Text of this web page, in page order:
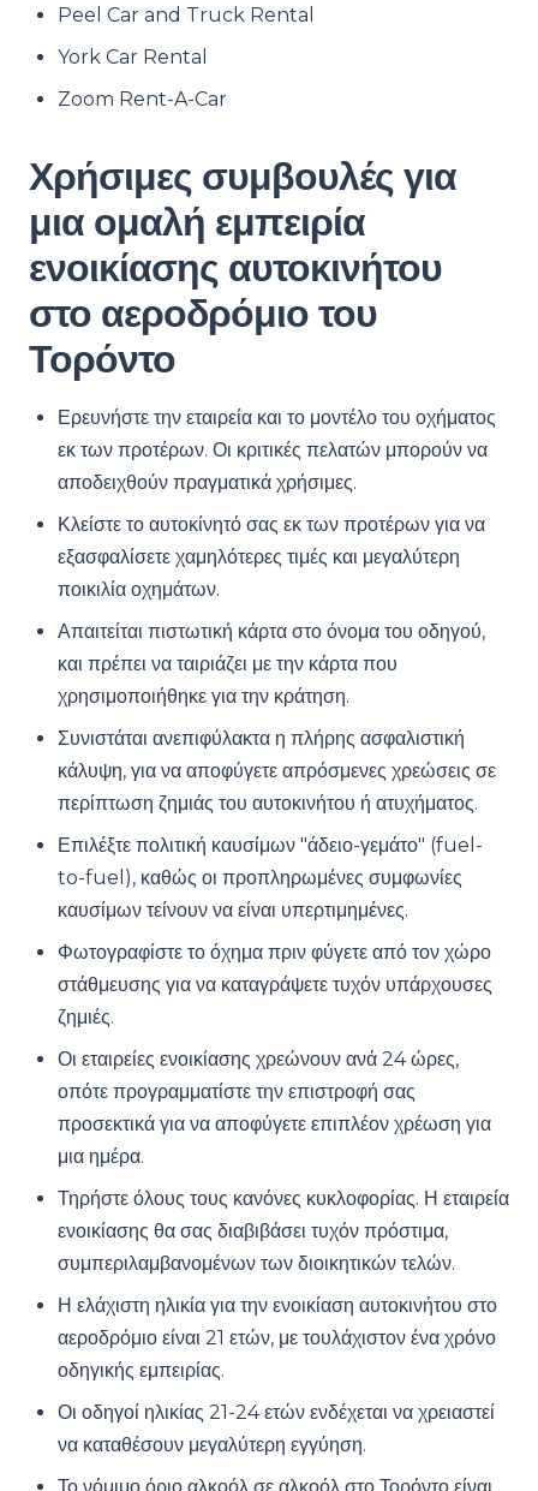
Peel Car and Truck Rental
York Car Rental
Zoom Rent-A-Car
Χρήσιμες συμβουλές για
μια ομαλή εμπειρία
ενοικίασης αυτοκινήτου
στο αεροδρόμιο του
Τορόντο
Ερευνήστε την εταιρεία και το μοντέλο του οχήματος
εκ των προτέρων. Οι κριτικές πελατών μπορούν να
αποδειχθούν πραγματικά χρήσιμες.
Κλείστε το αυτοκίνητό σας εκ των προτέρων για να
εξασφαλίσετε χαμηλότερες τιμές και μεγαλύτερη
ποικιλία οχημάτων.
Απαιτείται πιστωτική κάρτα στο όνομα του οδηγού,
και πρέπει να ταιριάζει με την κάρτα που
χρησιμοποιήθηκε για την κράτηση.
Συνιστάται ανεπιφύλακτα η πλήρης ασφαλιστική
κάλυψη, για να αποφύγετε απρόσμενες χρεώσεις σε
περίπτωση ζημιάς του αυτοκινήτου ή ατυχήματος.
Επιλέξτε πολιτική καυσίμων "άδειο-γεμάτο" (fuel-
to-fuel), καθώς οι προπληρωμένες συμφωνίες
καυσίμων τείνουν να είναι υπερτιμημένες.
Φωτογραφίστε το όχημα πριν φύγετε από τον χώρο
στάθμευσης για να καταγράψετε τυχόν υπάρχουσες
ζημιές.
Οι εταιρείες ενοικίασης χρεώνουν ανά 24 ώρες,
οπότε προγραμματίστε την επιστροφή σας
προσεκτικά για να αποφύγετε επιπλέον χρέωση για
μια ημέρα.
Τηρήστε όλους τους κανόνες κυκλοφορίας. Η εταιρεία
ενοικίασης θα σας διαβιβάσει τυχόν πρόστιμα,
συμπεριλαμβανομένων των διοικητικών τελών.
Η ελάχιστη ηλικία για την ενοικίαση αυτοκινήτου στο
αεροδρόμιο είναι 21 ετών, με τουλάχιστον ένα χρόνο
οδηγικής εμπειρίας.
Οι οδηγοί ηλικίας 21-24 ετών ενδέχεται να χρειαστεί
να καταθέσουν μεγαλύτερη εγγύηση.